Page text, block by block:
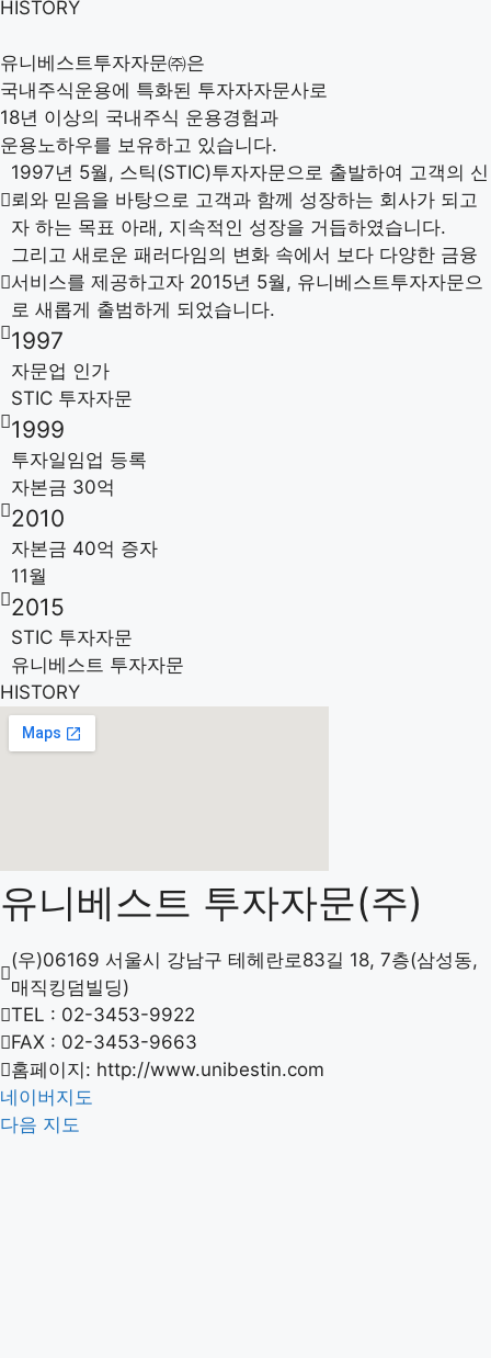
HISTORY
유니베스트투자자문㈜은
국내주식운용에 특화된 투자자자문사로
18년 이상의 국내주식 운용경험과
운용노하우를 보유하고 있습니다.
1997년 5월, 스틱(STIC)투자자문으로 출발하여 고객의 신
뢰와 믿음을 바탕으로 고객과 함께 성장하는 회사가 되고
자 하는 목표 아래, 지속적인 성장을 거듭하였습니다.
그리고 새로운 패러다임의 변화 속에서 보다 다양한 금융
서비스를 제공하고자 2015년 5월, 유니베스트투자자문으
로 새롭게 출범하게 되었습니다.
1997
자문업 인가
STIC 투자자문
1999
투자일임업 등록
자본금 30억
2010
자본금 40억 증자
11월
2015
STIC 투자자문
유니베스트 투자자문
HISTORY
유니베스트 투자자문(주)
(우)06169 서울시 강남구 테헤란로83길 18, 7층(삼성동,
매직킹덤빌딩)
TEL : 02-3453-9922
FAX : 02-3453-9663
홈페이지: http://www.unibestin.com
네이버지도
다음 지도